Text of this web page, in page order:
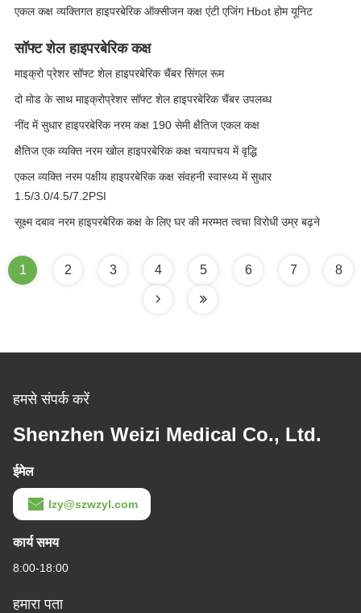
एकल कक्ष व्यक्तिगत हाइपरबेरिक ऑक्सीजन कक्ष एंटी एजिंग Hbot होम यूनिट
सॉफ्ट शेल हाइपरबेरिक कक्ष
माइक्रो प्रेशर सॉफ्ट शेल हाइपरबेरिक चैंबर सिंगल रूम
दो मोड के साथ माइक्रोप्रेशर सॉफ्ट शेल हाइपरबेरिक चैंबर उपलब्ध
नींद में सुधार हाइपरबेरिक नरम कक्ष 190 सेमी क्षैतिज एकल कक्ष
क्षैतिज एक व्यक्ति नरम खोल हाइपरबेरिक कक्ष चयापचय में वृद्धि
एकल व्यक्ति नरम पक्षीय हाइपरबेरिक कक्ष संवहनी स्वास्थ्य में सुधार
1.5/3.0/4.5/7.2PSI
सूक्ष्म दबाव नरम हाइपरबेरिक कक्ष के लिए घर की मरम्मत त्वचा विरोधी उम्र बढ़ने
1 2 3 4 5 6 7 8
हमसे संपर्क करें
Shenzhen Weizi Medical Co., Ltd.
ईमेल
lzy@szwzyl.com
कार्य समय
8:00-18:00
हमारा पता